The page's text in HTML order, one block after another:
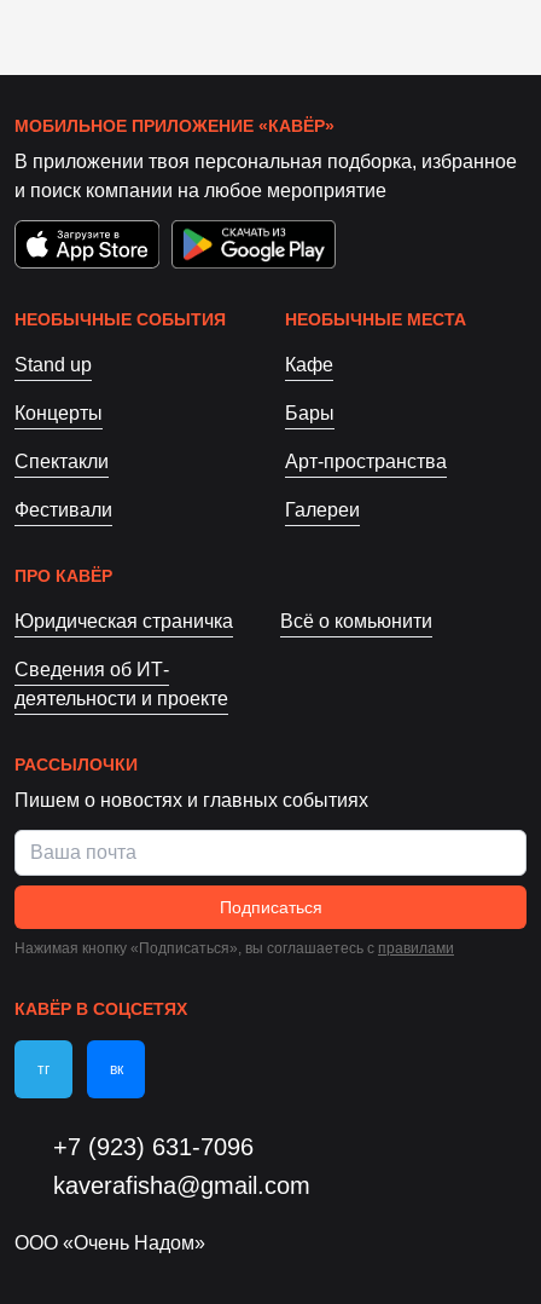
МОБИЛЬНОЕ ПРИЛОЖЕНИЕ «КАВЁР»
В приложении твоя персональная подборка, избранное
и поиск компании на любое мероприятие
НЕОБЫЧНЫЕ СОБЫТИЯ
Stand up
Концерты
Спектакли
Фестивали
НЕОБЫЧНЫЕ МЕСТА
Кафе
Бары
Арт-пространства
Галереи
ПРО КАВЁР
Юридическая страничка Всё о комьюнити
Сведения об ИТ-
деятельности и проекте
РАССЫЛОЧКИ
Пишем о новостях и главных событиях
Подписаться
Нажимая кнопку «Подписаться», вы соглашаетесь c правилами
КАВЁР В СОЦСЕТЯХ
тг вк
+7 (923) 631-7096
kaverafisha@gmail.com
ООО «Очень Надом»